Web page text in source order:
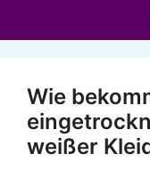
Wie
weißer